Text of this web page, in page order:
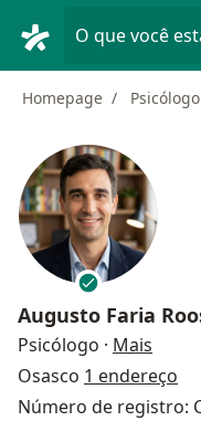
O que você
Homepage Psicólogo
Augusto Faria
Psicólogo · Mais
Osasco 1 endereço
Número de registro: